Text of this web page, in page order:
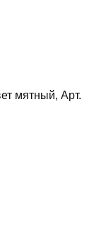
мятный, Арт.